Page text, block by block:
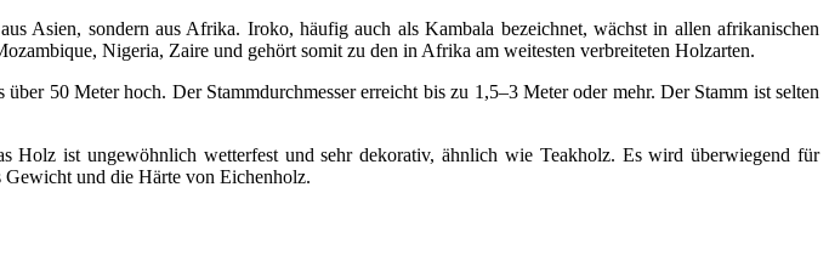
Asien, sondern aus Afrika. Iroko, häufig auch als Kambala bezeichnet, wächst in allen afrikanischen
Nigeria, Zaire und gehört somit zu den in Afrika am weitesten verbreiteten Holzarten.
50 Meter hoch. Der Stammdurchmesser erreicht bis zu 1,5–3 Meter oder mehr. Der Stamm ist selten
Holz ist ungewöhnlich wetterfest und sehr dekorativ, ähnlich wie Teakholz. Es wird überwiegend für
Gewicht und die Härte von Eichenholz.